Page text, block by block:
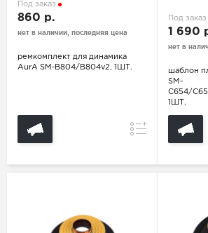
Под заказ
860 р.
нет в наличии, последняя цена
ремкомплект для динамика
AurA SM-B804/B804v2, 1ШТ.
Сравнение
Под заказ
1 690
нет в
шаблон
SM-
C654/
1ШТ.